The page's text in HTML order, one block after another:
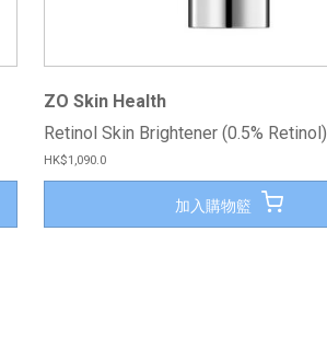
ZO Skin Health
Retinol Skin Brightener (0.5% Retinol)
HK$1,090.0
加入購物籃